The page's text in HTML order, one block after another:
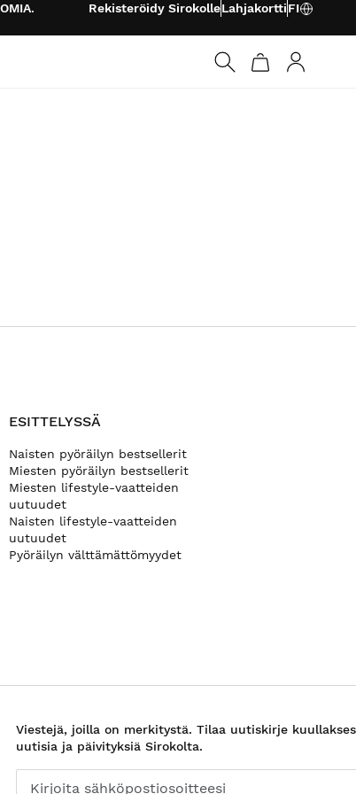
. Rekisteröidy SirokolleLahjakorttiFI
ESITTELYSSÄ
Naisten pyöräilyn bestsellerit
Miesten pyöräilyn bestsellerit
Miesten lifestyle-vaatteiden
uutuudet
Naisten lifestyle-vaatteiden
uutuudet
Pyöräilyn välttämättömyydet
Viestejä, joilla on merkitystä. Tilaa uutiskirje
uutisia ja päivityksiä Sirokolta.
Kirjoita sähköpostiosoitteesi